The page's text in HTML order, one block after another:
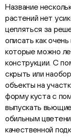
Название
растений нет
цепляться за
описать как
которые можно
конструкции. С
скрыть или
объекты на
форму куста с
выпускать
обильным
качественной